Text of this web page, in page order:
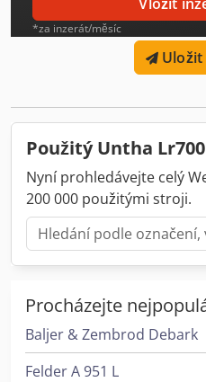
nástrojů: 19 ks Konstrukce
rotoru: 700 mm Průměr
*za inzerát/měsíc
Použitý Untha Lr700
Nyní prohledávejte celý
200 000 použitými stroji.
Procházejte
Baljer & Zembrod Debark
Felder A 951 L